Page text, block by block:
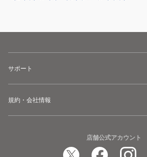
サポート
規約・会社情報
店舗公式アカウント